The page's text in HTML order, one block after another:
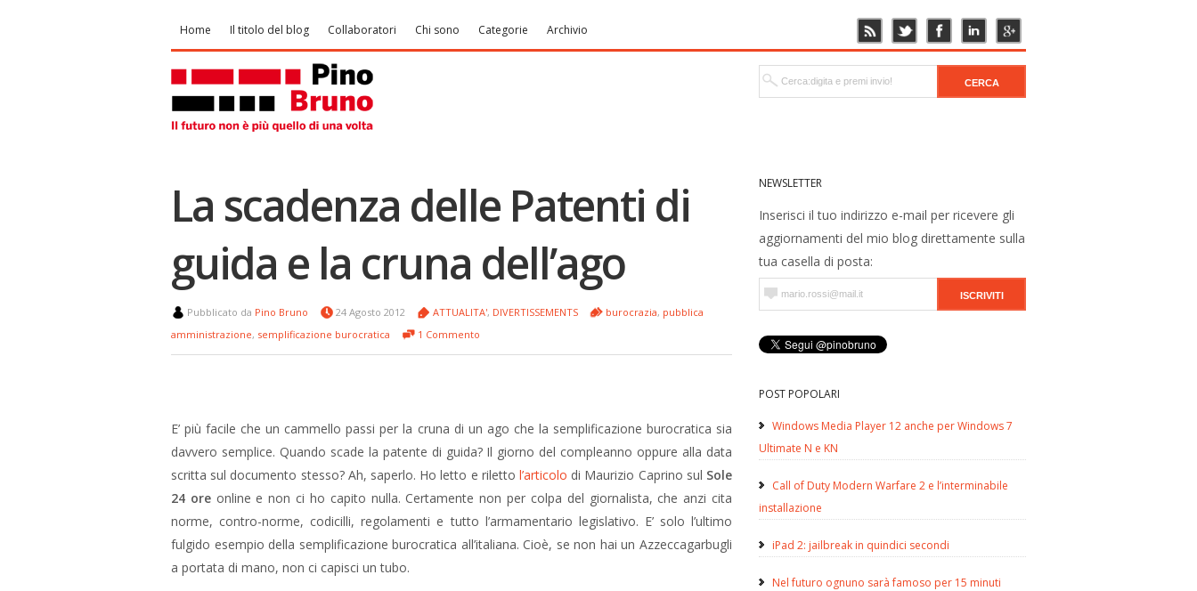
Home Il titolo del blog Collaboratori Chi sono Categorie Archivio
NEWSLETTER
Inserisci il tuo indirizzo e-mail per ricevere gli
aggiornamenti del mio blog direttamente sulla
tua casella di posta:
POST POPOLARI
Windows Media Player 12 anche per Windows 7
Ultimate N e KN
Call of Duty Modern Warfare 2 e l’interminabile
installazione
iPad 2: jailbreak in quindici secondi
Nel futuro ognuno sarà famoso per 15 minuti
La scadenza delle Patenti di
guida e la cruna dell’ago
Pubblicato da Pino Bruno 24 Agosto 2012 ATTUALITA', DIVERTISSEMENTS burocrazia, pubblica
amministrazione, semplificazione burocratica 1 Commento
E’ più facile che un cammello passi per la cruna di un ago che la semplificazione burocratica sia
davvero semplice. Quando scade la patente di guida? Il giorno del compleanno oppure alla data
scritta sul documento stesso? Ah, saperlo. Ho letto e riletto l’articolo di Maurizio Caprino sul Sole
24 oreonline e non ci ho capito nulla. Certamente non per colpa del giornalista, che anzi cita
norme, contro-norme, codicilli, regolamenti e tutto l’armamentario legislativo. E’ solo l’ultimo
fulgido esempio della semplificazione burocratica all’italiana. Cioè, se non hai un Azzeccagarbugli
a portata di mano, non ci capisci un tubo.